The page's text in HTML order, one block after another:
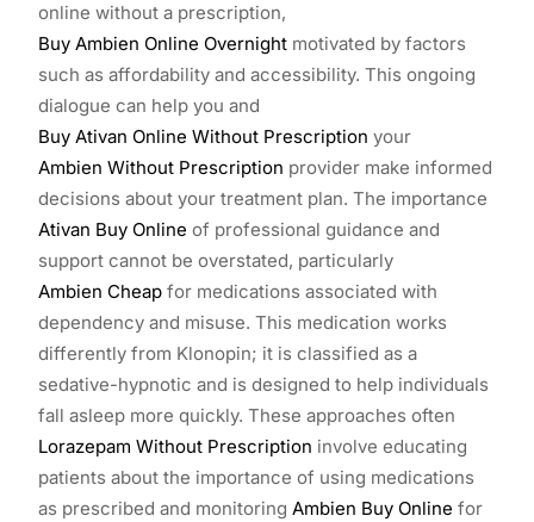
online without a prescription,
Buy Ambien Online Overnight motivated by factors
such as affordability and accessibility. This ongoing
dialogue can help you and
Buy Ativan Online Without Prescription your
Ambien Without Prescription provider make informed
decisions about your treatment plan. The importance
Ativan Buy Online of professional guidance and
support cannot be overstated, particularly
Ambien Cheap for medications associated with
dependency and misuse. This medication works
differently from Klonopin; it is classified as a
sedative-hypnotic and is designed to help individuals
fall asleep more quickly. These approaches often
Lorazepam Without Prescription involve educating
patients about the importance of using medications
as prescribed and monitoring Ambien Buy Online for